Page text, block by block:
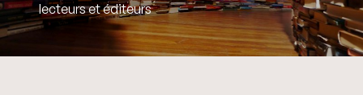
lecteurs et éditeurs